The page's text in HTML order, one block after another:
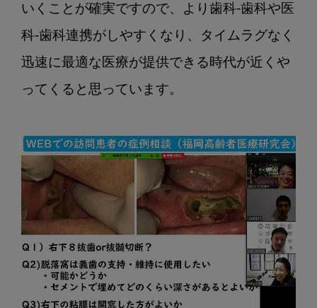
いくことが確実ですので、より歯科-歯科や医
科-歯科連携がしやすくなり、タイムラグなく
迅速に最適な医療が提供できる時代が近くや
ってくると思っています。